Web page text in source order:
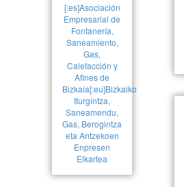
[:es]Asociación
Empresarial de
Fontanería,
Saneamiento,
Gas,
Calefacción y
Afines de
Bizkaia[:eu]Bizkaiko
Iturgintza,
Saneamendu,
Gas, Berogintza
eta Antzekoen
Enpresen
Elkartea